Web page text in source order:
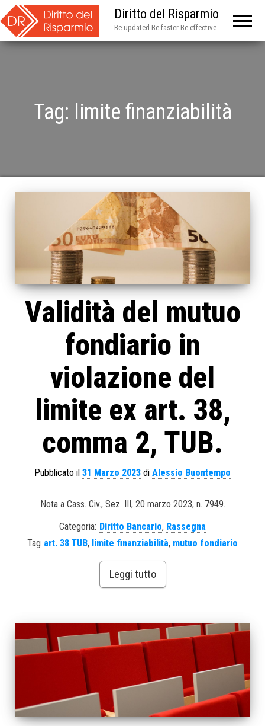
Diritto del Risparmio
Be updated Be faster Be effective
Tag: limite finanziabilità
Validità del mutuo
fondiario in
violazione del
limite ex art. 38,
comma 2, TUB.
Pubblicato il 31 Marzo 2023 di Alessio Buontempo
Nota a Cass. Civ., Sez. III, 20 marzo 2023, n. 7949.
Categoria: Diritto Bancario, Rassegna
Tag art. 38 TUB, limite finanziabilità, mutuo fondiario
Leggi tutto